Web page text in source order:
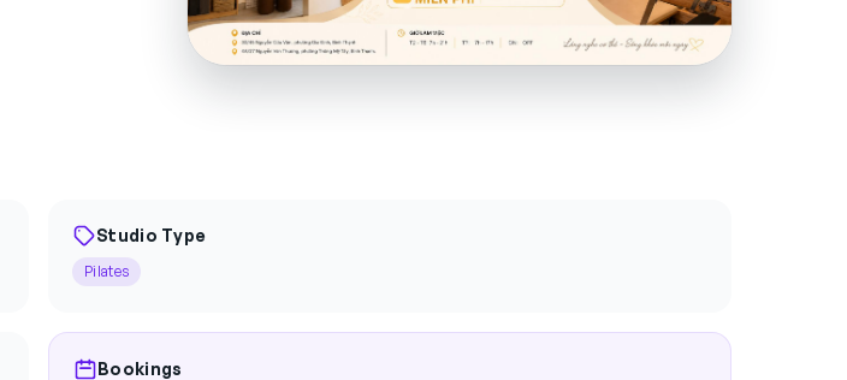
Studio Type
Pilates
Bookings